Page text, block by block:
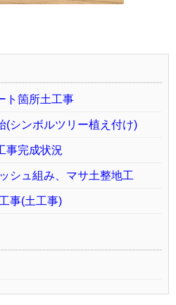
ト箇所土工事
(シンボルツリー植え付け)
事完成状況
シュ組み、マサ土整地工
事(土工事)